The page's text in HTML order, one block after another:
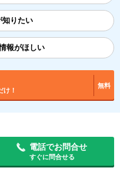
知りたい
報がほしい
け！
無料
電話でお問合せ
すぐに問合せる